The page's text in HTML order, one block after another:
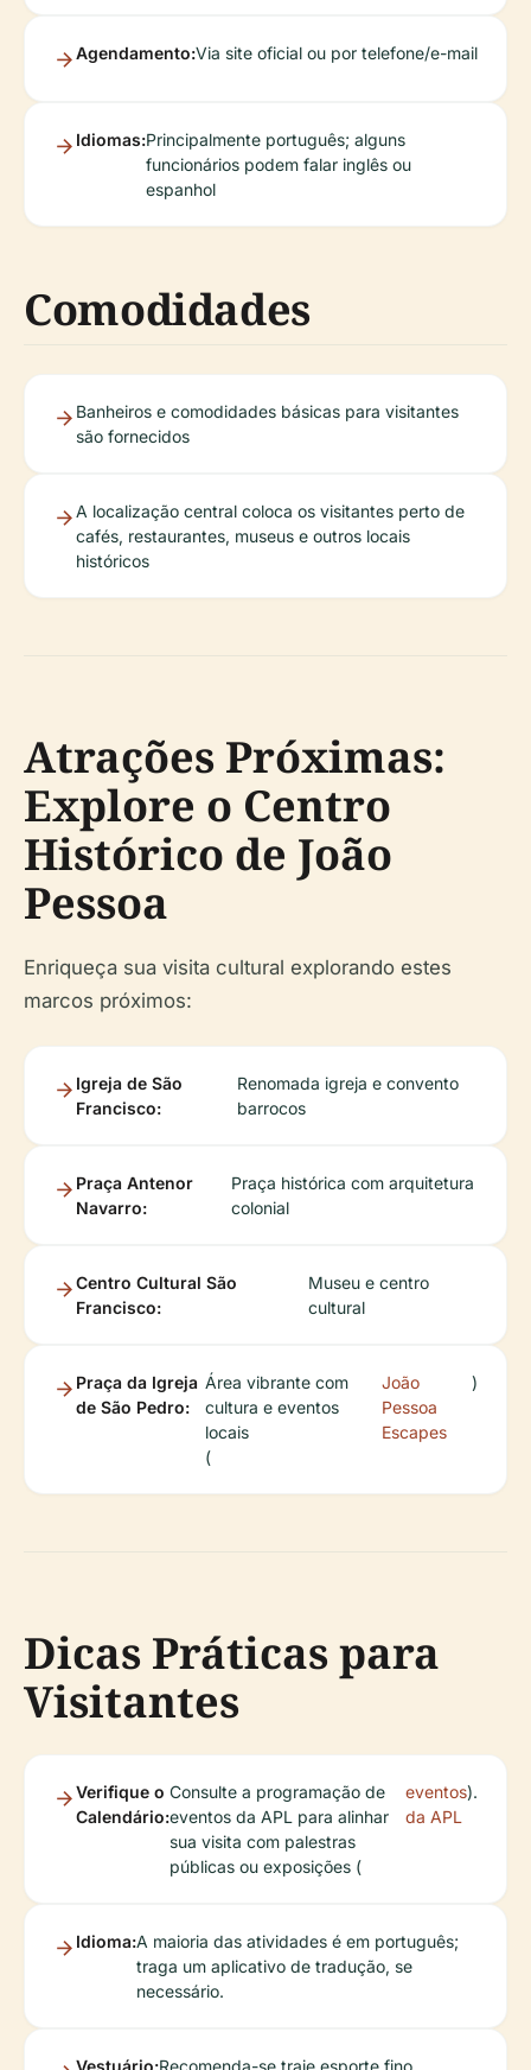
Agendamento:Via site oficial ou por telefone/e-mail
Idiomas:Principalmente português; alguns
funcionários podem falar inglês ou
espanhol
Comodidades
Banheiros e comodidades básicas para visitantes
são fornecidos
A localização central coloca os visitantes perto de
cafés, restaurantes, museus e outros locais
históricos
Atrações Próximas:
Explore o Centro
Histórico de João
Pessoa
Enriqueça sua visita cultural explorando estes
marcos próximos:
Igreja de São
Francisco:
Renomada igreja e convento
barrocos
Praça Antenor
Navarro:
Praça histórica com arquitetura
colonial
Centro Cultural São
Francisco:
Museu e centro
cultural
Praça da Igreja
de São Pedro:
Área vibrante com
cultura e eventos
locais
(
João
Pessoa
Escapes
)
Dicas Práticas para
Visitantes
Verifique o
Calendário:
Consulte a programação de
eventos da APL para alinhar
sua visita com palestras
públicas ou exposições (
eventos
da APL
).
Idioma:A maioria das atividades é em português;
traga um aplicativo de tradução, se
necessário.
Vestuário:Recomenda-se traje esporte fino.